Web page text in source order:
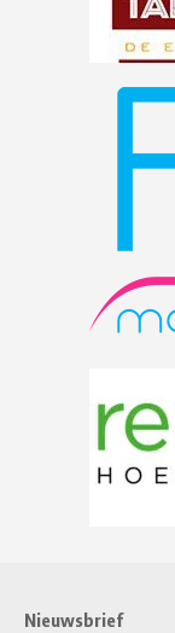
Nieuwsbrief